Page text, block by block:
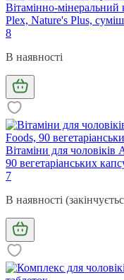
Вітамінно-
Plex, Nature's Plus,
8
В наявності
Вітаміни для
90 вегетаріанських
7
В наявності